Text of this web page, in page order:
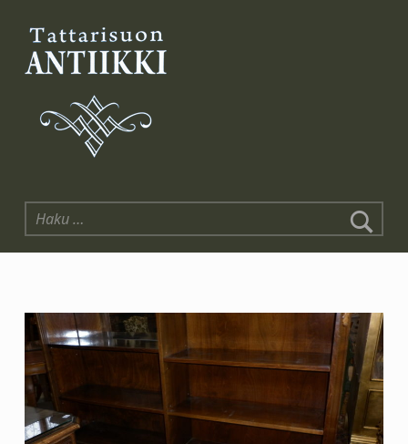
Tattarisuon Antiikki
Haku: